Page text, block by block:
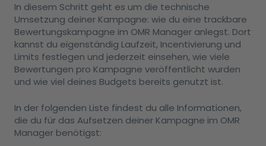
In diesem Schritt geht es um die technische
Umsetzung deiner Kampagne: wie du eine trackbare
Bewertungskampagne im OMR Manager anlegst. Dort
kannst du eigenständig Laufzeit, Incentivierung und
Limits festlegen und jederzeit einsehen, wie viele
Bewertungen pro Kampagne veröffentlicht wurden
und wie viel deines Budgets bereits genutzt ist.
In der folgenden Liste findest du alle Informationen,
die du für das Aufsetzen deiner Kampagne im OMR
Manager benötigst: